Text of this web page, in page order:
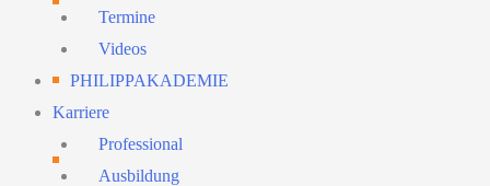
Termine
Videos
PHILIPPAKADEMIE
Karriere
Professional
Ausbildung